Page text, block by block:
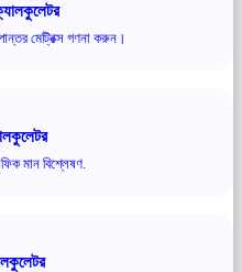
মেট্রিক্স গণনা করুন।
মান বিশ্লেষণ.